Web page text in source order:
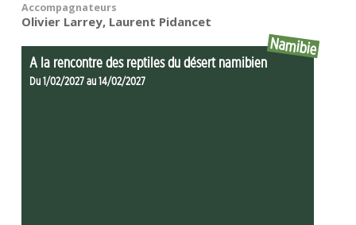
Accompagnateurs
Olivier Larrey, Laurent Pidancet
A la rencontre des reptiles du désert namibien
Namibie
Du 1/02/2027 au 14/02/2027